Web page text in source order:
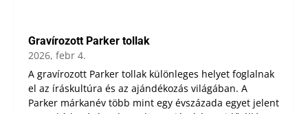
Gravírozott Parker tollak
2026, febr 4.
A gravírozott Parker tollak különleges helyet foglalnak
el az íráskultúra és az ajándékozás világában. A
Parker márkanév több mint egy évszázada egyet jelent